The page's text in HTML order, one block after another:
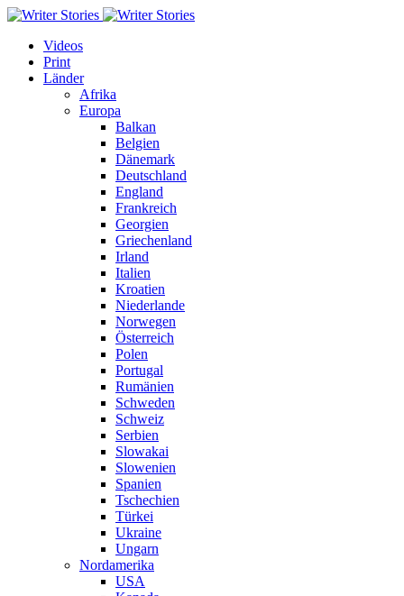
Videos
Print
Länder
Afrika
Europa
Balkan
Belgien
Dänemark
Deutschland
England
Frankreich
Georgien
Griechenland
Irland
Italien
Kroatien
Niederlande
Norwegen
Österreich
Polen
Portugal
Rumänien
Schweden
Schweiz
Serbien
Slowakai
Slowenien
Spanien
Tschechien
Türkei
Ukraine
Ungarn
Nordamerika
USA